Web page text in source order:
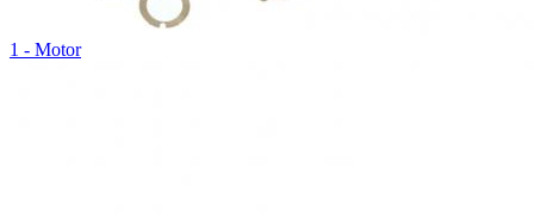
1 - Motor